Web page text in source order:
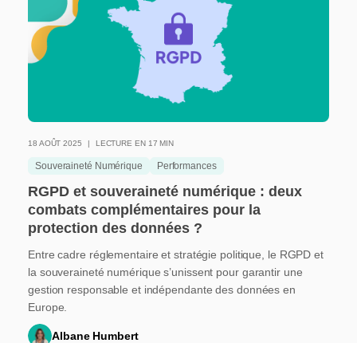
18 AOÛT 2025 LECTURE EN 17 MIN
Souveraineté Numérique Performances
RGPD et souveraineté numérique : deux
combats complémentaires pour la
protection des données ?
Entre cadre réglementaire et stratégie politique, le RGPD et
la souveraineté numérique s’unissent pour garantir une
gestion responsable et indépendante des données en
Europe.
Albane Humbert